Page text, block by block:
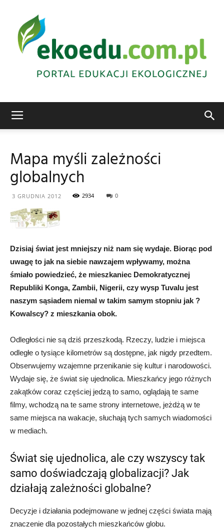
Mapa myśli zależności
globalnych
3 GRUDNIA 2012 2934 0
Dzisiaj świat jest mniejszy niż nam się wydaje. Biorąc pod
uwagę to jak na siebie nawzajem wpływamy, można
śmiało powiedzieć, że mieszkaniec Demokratycznej
Republiki Konga, Zambii, Nigerii, czy wysp Tuvalu jest
naszym sąsiadem niemal w takim samym stopniu jak ?
Kowalscy? z mieszkania obok.
Odległości nie są dziś przeszkodą. Rzeczy, ludzie i miejsca
odległe o tysiące kilometrów są dostępne, jak nigdy przedtem.
Obserwujemy wzajemne przenikanie się kultur i narodowości.
Wydaje się, że świat się ujednolica. Mieszkańcy jego różnych
zakątków coraz częściej jedzą to samo, oglądają te same
filmy, wchodzą na te same strony internetowe, jeżdżą w te
same miejsca na wakacje, słuchają tych samych wiadomości
w mediach.
Świat się ujednolica, ale czy wszyscy tak
samo doświadczają globalizacji? Jak
działają zależności globalne?
Decyzje i działania podejmowane w jednej części świata mają
znaczenie dla pozostałych mieszkańców globu.